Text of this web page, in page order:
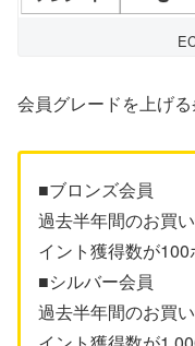
会員グレードを上げる
■ブロンズ会員
過去半年間のお買
イント獲得数が
■シルバー会員
過去半年間のお買